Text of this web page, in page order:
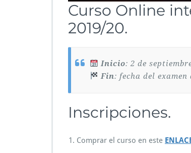
Curso Online
2019/20.
Inicio: 2 de
Fin: fecha del
Inscripciones.
Comprar el curso en este